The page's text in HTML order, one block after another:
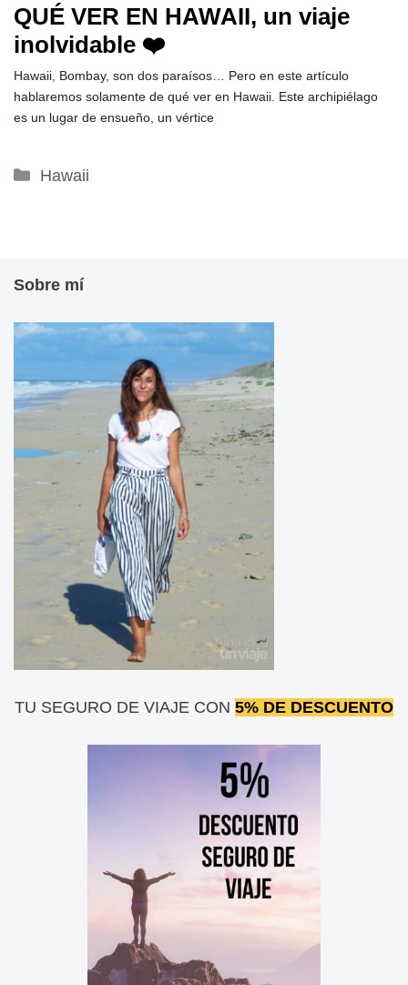
QUÉ VER EN HAWAII, un viaje
inolvidable ❤️
Hawaii, Bombay, son dos paraísos… Pero en este artículo
hablaremos solamente de qué ver en Hawaii. Este archipiélago
es un lugar de ensueño, un vértice
Categorías
Hawaii
Sobre mí
TU SEGURO DE VIAJE CON 5% DE DESCUENTO